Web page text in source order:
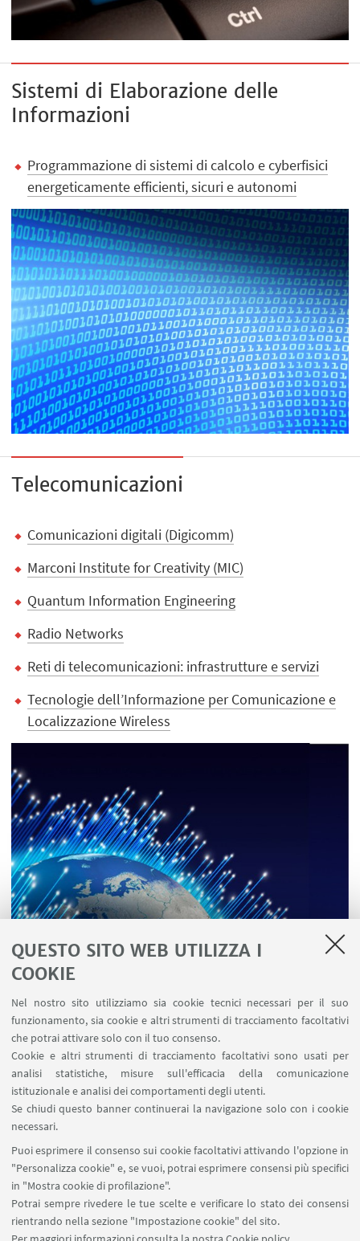
QUESTO SITO WEB UTILIZZA I
COOKIE
Nel nostro sito utilizziamo sia cookie tecnici necessari per il suo
funzionamento, sia cookie e altri strumenti di tracciamento facoltativi
che potrai attivare solo con il tuo consenso.
Cookie e altri strumenti di tracciamento facoltativi sono usati per
analisi statistiche, misure sull'efficacia della comunicazione
istituzionale e analisi dei comportamenti degli utenti.
Se chiudi questo banner continuerai la navigazione solo con i cookie
necessari.
Puoi esprimere il consenso sui cookie facoltativi attivando l'opzione in
"Personalizza cookie" e, se vuoi, potrai esprimere consensi più specifici
in "Mostra cookie di profilazione".
Potrai sempre rivedere le tue scelte e verificare lo stato dei consensi
rientrando nella sezione "Impostazione cookie" del sito.
Sistemi di Elaborazione delle
Informazioni
Programmazione di sistemi di calcolo e cyberfisici
energeticamente efficienti, sicuri e autonomi
Telecomunicazioni
Comunicazioni digitali (Digicomm)
Marconi Institute for Creativity (MIC)
Quantum Information Engineering
Radio Networks
Reti di telecomunicazioni: infrastrutture e servizi
Tecnologie dell’Informazione per Comunicazione e
Localizzazione Wireless
LINK UTILI
Contatti
Area riservata
SEGUI UNIBO SU:
APP: